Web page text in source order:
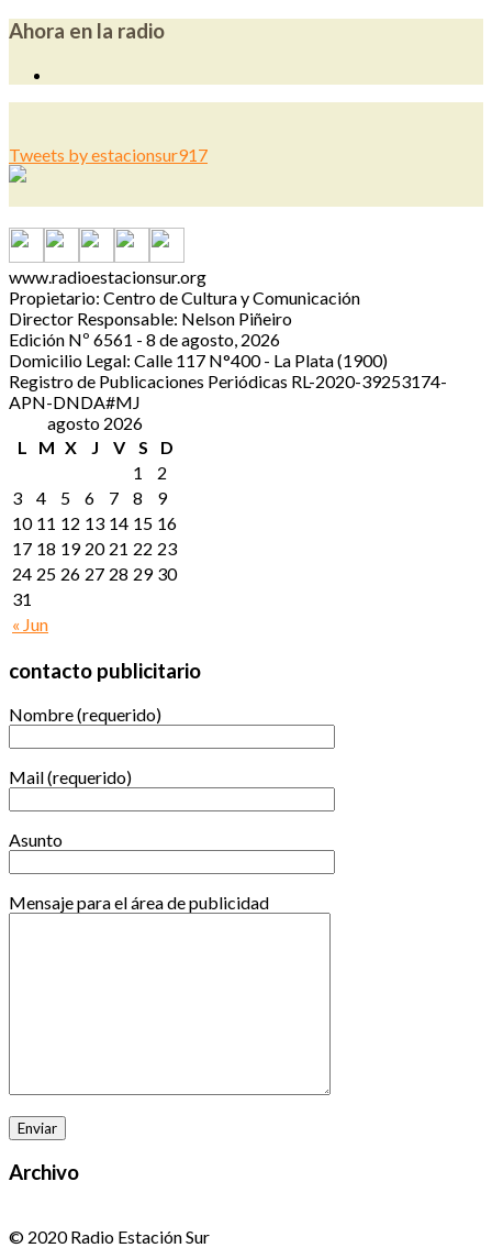
Ahora en la radio
Tweets by estacionsur917
www.radioestacionsur.org
Propietario: Centro de Cultura y Comunicación
Director Responsable: Nelson Piñeiro
Edición Nº 6561 - 8 de agosto, 2026
Domicilio Legal: Calle 117 N°400 - La Plata (1900)
Registro de Publicaciones Periódicas RL-2020-39253174-
APN-DNDA#MJ
agosto 2026
L
M X J V S D
« Jun
1
2
3
4 5 6 7 8
9
10 11 12 13 14 15 16
17 18 19 20 21 22 23
24 25 26 27 28 29 30
31
contacto publicitario
Nombre (requerido)
Mail (requerido)
Asunto
Mensaje para el área de publicidad
Archivo
© 2020 Radio Estación Sur